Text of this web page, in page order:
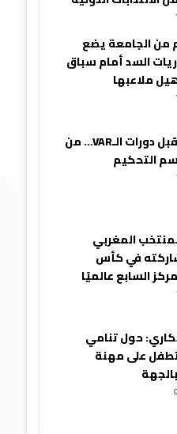
من الجامعة يضع
السد أمام سباق
ملاعبها
العنوان : قبل دورات الـVAR… من
التحكيم
المغربي
في كأس
السابع عالميًا
حول تنامي
على مهنة